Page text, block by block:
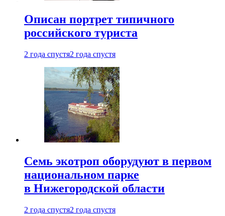
Описан портрет типичного
российского туриста
2 года спустя2 года спустя
Семь экотроп оборудуют в первом
национальном парке
в Нижегородской области
2 года спустя2 года спустя